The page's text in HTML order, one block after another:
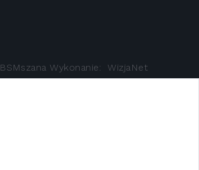
BSMszana Wykonanie: WizjaNet